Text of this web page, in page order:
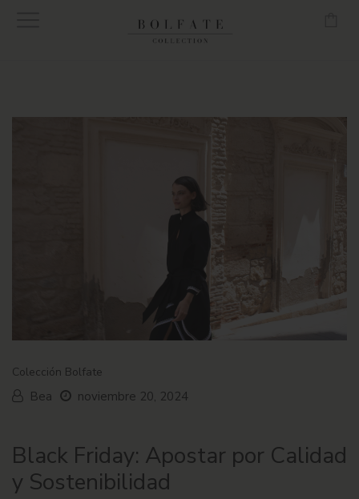
Envío gratuito en pedidos superiores a 160€ en Península.
Colección Bolfate
Bea noviembre 20, 2024
Black Friday: Apostar por Calidad
y Sostenibilidad